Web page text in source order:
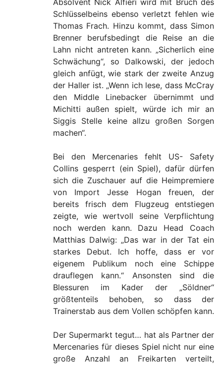
Absolvent Nick Alfieri wird mit Bruch des
Schlüsselbeins ebenso verletzt fehlen wie
Thomas Frach. Hinzu kommt, dass Simon
Brenner berufsbedingt die Reise an die
Lahn nicht antreten kann. „Sicherlich eine
Schwächung“, so Dalkowski, der jedoch
gleich anfügt, wie stark der zweite Anzug
der Haller ist. „Wenn ich lese, dass McCray
den Middle Linebacker übernimmt und
Michitti außen spielt, würde ich mir an
Siggis Stelle keine allzu großen Sorgen
machen“.
Bei den Mercenaries fehlt US- Safety
Collins gesperrt (ein Spiel), dafür dürfen
sich die Zuschauer auf die Heimpremiere
von Import Jesse Hogan freuen, der
bereits frisch dem Flugzeug entstiegen
zeigte, wie wertvoll seine Verpflichtung
noch werden kann. Dazu Head Coach
Matthias Dalwig: „Das war in der Tat ein
starkes Debut. Ich hoffe, dass er vor
eigenem Publikum noch eine Schippe
drauflegen kann.“ Ansonsten sind die
Blessuren im Kader der „Söldner“
größtenteils behoben, so dass der
Trainerstab aus dem Vollen schöpfen kann.
Der Supermarkt tegut… hat als Partner der
Mercenaries für dieses Spiel nicht nur eine
große Anzahl an Freikarten verteilt,